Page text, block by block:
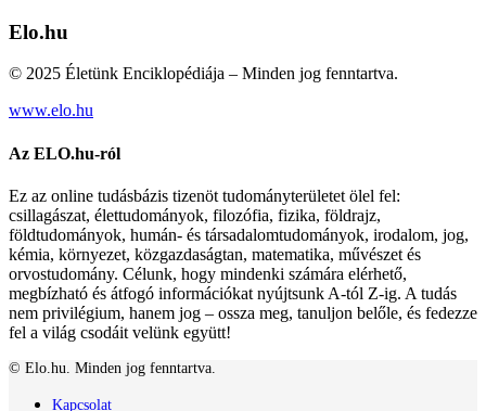
Elo.hu
© 2025 Életünk Enciklopédiája – Minden jog fenntartva.
www.elo.hu
Az ELO.hu-ról
Ez az online tudásbázis tizenöt tudományterületet ölel fel:
csillagászat, élettudományok, filozófia, fizika, földrajz,
földtudományok, humán- és társadalomtudományok, irodalom, jog,
kémia, környezet, közgazdaságtan, matematika, művészet és
orvostudomány. Célunk, hogy mindenki számára elérhető,
megbízható és átfogó információkat nyújtsunk A-tól Z-ig. A tudás
nem privilégium, hanem jog – ossza meg, tanuljon belőle, és fedezze
fel a világ csodáit velünk együtt!
© Elo.hu. Minden jog fenntartva.
Kapcsolat